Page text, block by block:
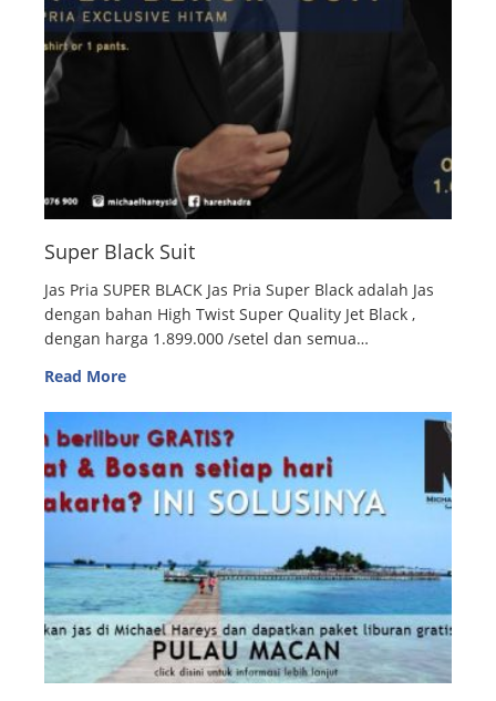
Super Black Suit
Jas Pria SUPER BLACK Jas Pria Super Black adalah Jas
dengan bahan High Twist Super Quality Jet Black ,
dengan harga 1.899.000 /setel dan semua…
Read More